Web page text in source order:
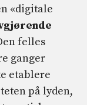
«digitale
felles
ganger
etablere
på lyden,